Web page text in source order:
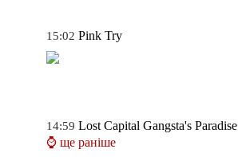
15:02 Pink Try
14:59 Lost Capital Gangsta's Paradise
⌚ ще раніше